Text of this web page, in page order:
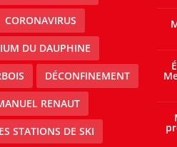
CORONAVIRUS
DU DAUPHINE
DÉCONFINEMENT
RENAUT
STATIONS DE SKI